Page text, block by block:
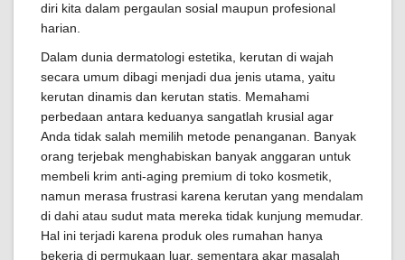
diri kita dalam pergaulan sosial maupun profesional
harian.
Dalam dunia dermatologi estetika, kerutan di wajah
secara umum dibagi menjadi dua jenis utama, yaitu
kerutan dinamis dan kerutan statis. Memahami
perbedaan antara keduanya sangatlah krusial agar
Anda tidak salah memilih metode penanganan. Banyak
orang terjebak menghabiskan banyak anggaran untuk
membeli krim anti-aging premium di toko kosmetik,
namun merasa frustrasi karena kerutan yang mendalam
di dahi atau sudut mata mereka tidak kunjung memudar.
Hal ini terjadi karena produk oles rumahan hanya
bekerja di permukaan luar, sementara akar masalah